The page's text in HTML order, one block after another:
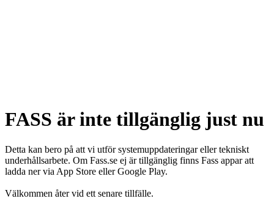
FASS är inte tillgänglig just nu
Detta kan bero på att vi utför systemuppdateringar eller tekniskt
underhållsarbete. Om Fass.se ej är tillgänglig finns Fass appar att
ladda ner via App Store eller Google Play.
Välkommen åter vid ett senare tillfälle.